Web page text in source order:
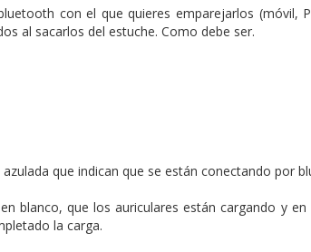
con el que quieres emparejarlos (móvil,
al sacarlos del estuche. Como debe ser.
que indican que se están conectando por
blanco, que los auriculares están cargando y
la carga.